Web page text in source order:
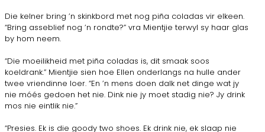
Die kelner bring ’n skinkbord met nog piña coladas vir elkeen.
“Bring asseblief nog ’n rondte?” vra Mientjie terwyl sy haar glas
by hom neem.
“Die moeilikheid met piña coladas is, dit smaak soos
koeldrank.” Mientjie sien hoe Ellen onderlangs na hulle ander
twee vriendinne loer. “En ’n mens doen dalk net dinge wat jy
nie móés gedoen het nie. Dink nie jy moet stadig nie? Jy drink
mos nie eintlik nie.”
“Presies. Ek is die goody two shoes. Ek drink nie, ek slaap nie